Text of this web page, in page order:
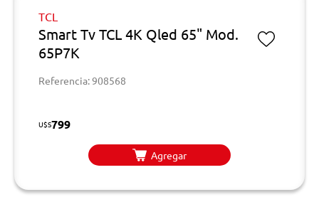
TCL
Smart Tv TCL 4K Qled 65" Mod.
65P7K
Referencia: 908568
U$S799
Agregar